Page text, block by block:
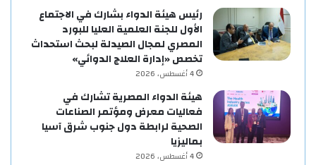
رئيس هيئة الدواء بشارك في الاجتماع
الأول للجنة العلمية العليا للبورد
المصري لمجال الصيدلة لبحث استحداث
تخصص «إدارة العلاج الدوائي»
4 أغسطس، 2026
هيئة الدواء المصرية تشارك في
فعاليات معرض ومؤتمر الصناعات
الصحية لرابطة دول جنوب شرق آسيا
بماليزيا
4 أغسطس، 2026